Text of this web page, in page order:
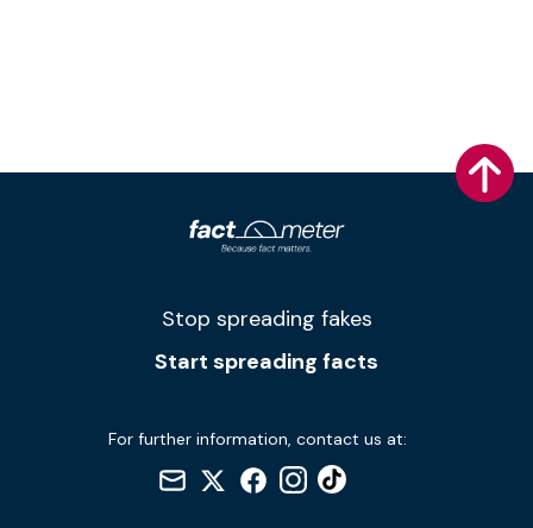
Stop spreading fakes
Start spreading facts
For further information, contact us at: